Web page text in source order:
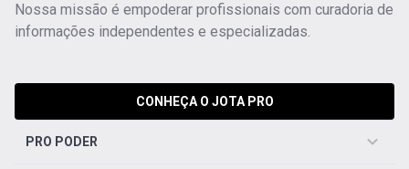
Nossa missão é empoderar profissionais com curadoria de
informações independentes e especializadas.
CONHEÇA O JOTA PRO
PRO PODER